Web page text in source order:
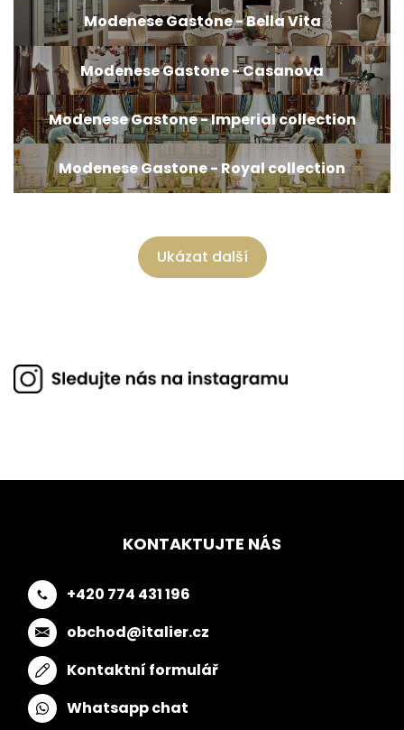
Modenese Gastone - Bella Vita
Modenese Gastone - Casanova
Modenese Gastone - Imperial collection
Modenese Gastone - Royal collection
Ukázat další
KONTAKTUJTE NÁS
+420 774 431 196
obchod@italier.cz
Kontaktní formulář
Whatsapp chat